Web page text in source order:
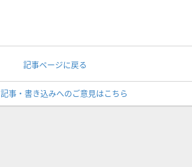
記事ページに戻る
記事・書き込みへのご意見はこちら